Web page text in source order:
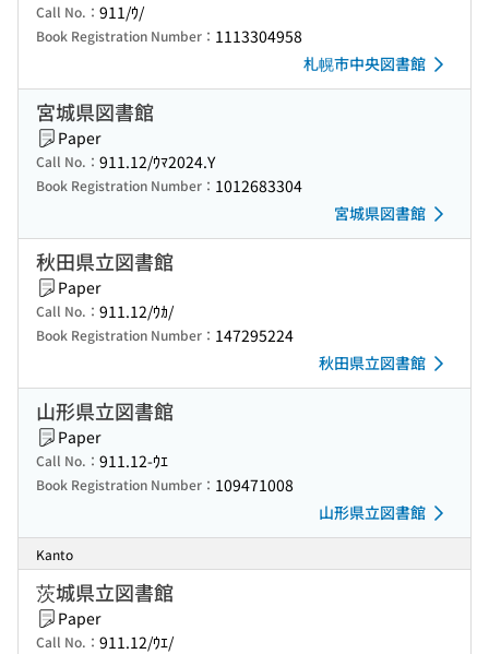
Call No.： 911/ｳ/
Book Registration Number： 1113304958
札幌市中央図書館
宮城県図書館
Paper
Call No.： 911.12/ｳﾏ2024.Y
Book Registration Number： 1012683304
宮城県図書館
秋田県立図書館
Paper
Call No.： 911.12/ｳｶ/
Book Registration Number： 147295224
秋田県立図書館
山形県立図書館
Paper
Call No.： 911.12-ｳｴ
Book Registration Number： 109471008
山形県立図書館
Kanto
茨城県立図書館
Paper
Call No.： 911.12/ｳｴ/